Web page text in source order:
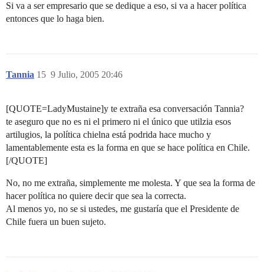
Si va a ser empresario que se dedique a eso, si va a hacer política
entonces que lo haga bien.
Tannia 9 Julio, 2005 20:46
15
[QUOTE=LadyMustaine]y te extraña esa conversación Tannia?
te aseguro que no es ni el primero ni el único que utilzia esos
artilugios, la política chielna está podrida hace mucho y
lamentablemente esta es la forma en que se hace política en Chile.
[/QUOTE]
No, no me extraña, simplemente me molesta. Y que sea la forma de
hacer política no quiere decir que sea la correcta.
Al menos yo, no se si ustedes, me gustaría que el Presidente de
Chile fuera un buen sujeto.